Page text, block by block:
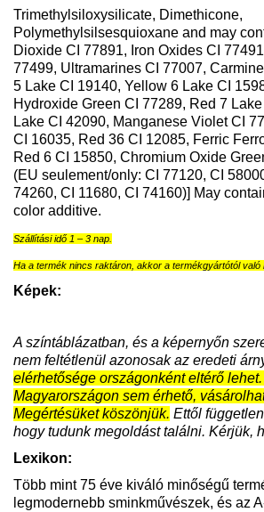
Trimethylsiloxysilicate, Dimethicone,
Polymethylsilsesquioxane and may
Dioxide CI 77891, Iron Oxides CI
77499, Ultramarines CI 77007,
5 Lake CI 19140, Yellow 6 Lake CI
Hydroxide Green CI 77289, Red 7
Lake CI 42090, Manganese Violet CI
CI 16035, Red 36 CI 12085, Ferric
Red 6 CI 15850, Chromium Oxide
(EU seulement/only: CI 77120, CI
74260, CI 11680, CI 74160)] May
color additive.
Szállítási idő 1 – 3 nap.
Ha a termék nincs raktáron, akkor a termékgyártótól való
Képek:
A színtáblázatban, és a képernyőn
nem feltétlenül azonosak az eredeti
elérhetősége országonként eltérő
Magyarországon sem érhető,
Megértésüket köszönjük. Ettől
hogy tudunk megoldást találni. Kérjük,
Lexikon:
Több mint 75 éve kiváló minőségű
legmodernebb sminkművészek, és az